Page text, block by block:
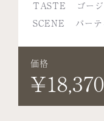
TASTE
ゴー
SCENE
パーテ
価格
¥18,370